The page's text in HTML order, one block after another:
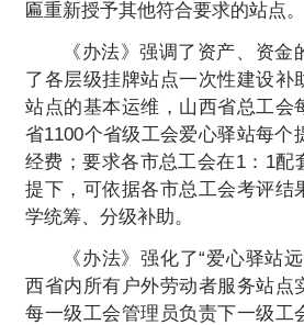
匾重新授予其他符合要求的站点。
《办法》强调了资产、资
了各层级挂牌站点一次性建设补
站点的基本运维，山西省总工会
省1100个省级工会爱心驿站每个
经费；要求各市总工会在1：1配
提下，可依据各市总工会考评结
学统筹、分级补助。
《办法》强化了“爱心驿站
西省内所有户外劳动者服务站点
每一级工会管理员负责下一级工